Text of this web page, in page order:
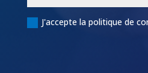
J'accepte la politique de